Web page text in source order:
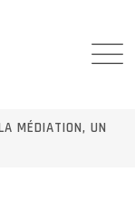
MÉDIATION, UN